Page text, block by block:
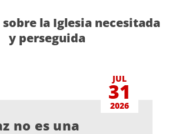
la Iglesia necesitada
y perseguida
JUL
31
2026
no es una